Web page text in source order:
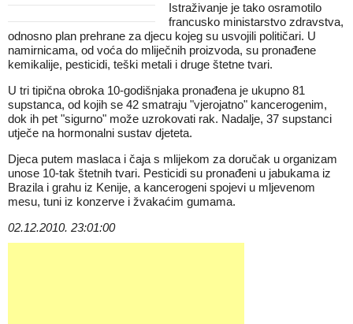
Istraživanje je tako osramotilo
francusko ministarstvo zdravstva,
odnosno plan prehrane za djecu kojeg su usvojili političari. U
namirnicama, od voća do mliječnih proizvoda, su pronađene
kemikalije, pesticidi, teški metali i druge štetne tvari.
U tri tipična obroka 10-godišnjaka pronađena je ukupno 81
supstanca, od kojih se 42 smatraju "vjerojatno" kancerogenim,
dok ih pet "sigurno" može uzrokovati rak. Nadalje, 37 supstanci
utječe na hormonalni sustav djeteta.
Djeca putem maslaca i čaja s mlijekom za doručak u organizam
unose 10-tak štetnih tvari. Pesticidi su pronađeni u jabukama iz
Brazila i grahu iz Kenije, a kancerogeni spojevi u mljevenom
mesu, tuni iz konzerve i žvakaćim gumama.
02.12.2010. 23:01:00